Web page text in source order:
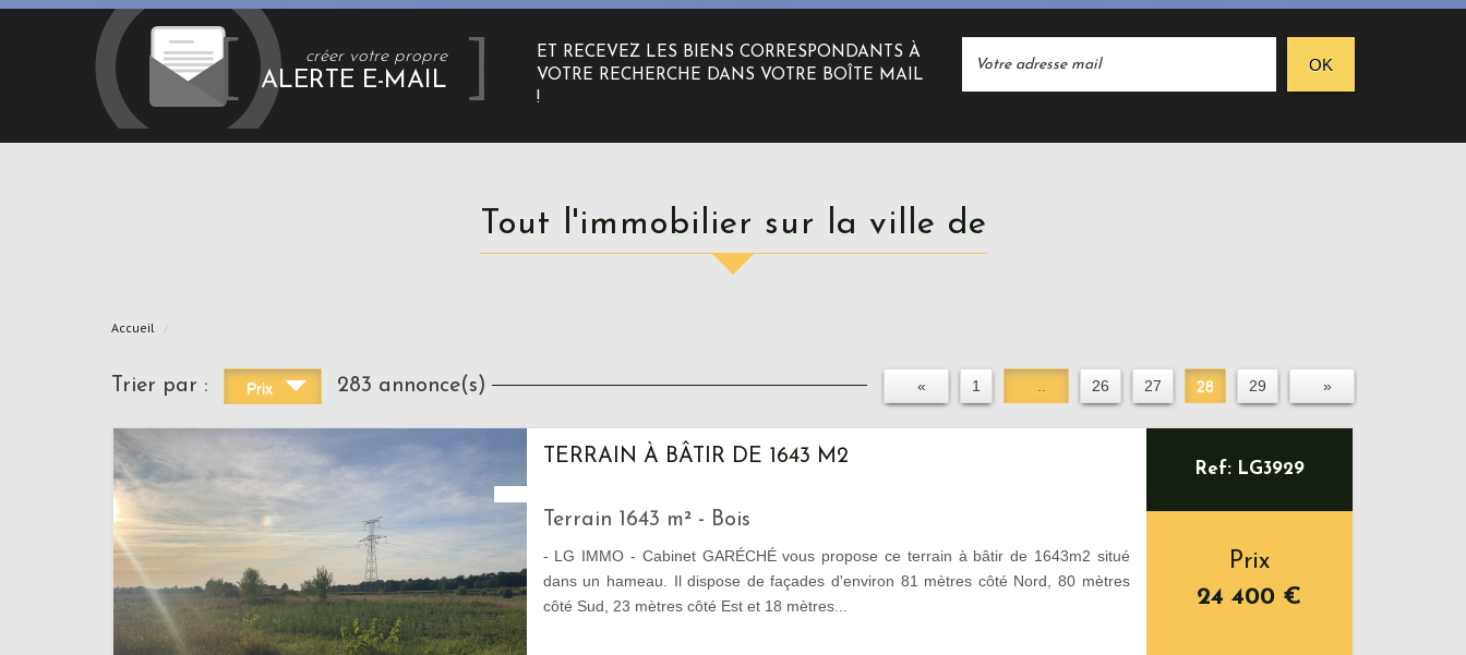
créer votre propre
ALERTE E-MAIL
ET RECEVEZ LES BIENS CORRESPONDANTS À
VOTRE RECHERCHE DANS VOTRE BOÎTE MAIL
!
OK
Tout l'immobilier sur la ville de
Accueil
Trier par : Prix 283 annonce(s) « 1 26 27 28 29 »
TERRAIN À BÂTIR DE 1643 M2
Terrain 1643 m² - Bois
- LG IMMO - Cabinet GARÉCHÉ vous propose ce terrain à bâtir de 1643m2 situé
dans un hameau. Il dispose de façades d'environ 81 mètres côté Nord, 80 mètres
côté Sud, 23 mètres côté Est et 18 mètres...
Ref: LG3929
Prix
24 400 €